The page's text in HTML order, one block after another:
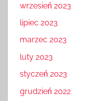
wrzesień 2023
lipiec 2023
marzec 2023
luty 2023
styczeń 2023
grudzień 2022